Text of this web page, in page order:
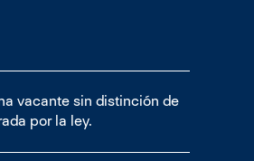
vacante sin distinción de
por la ley.